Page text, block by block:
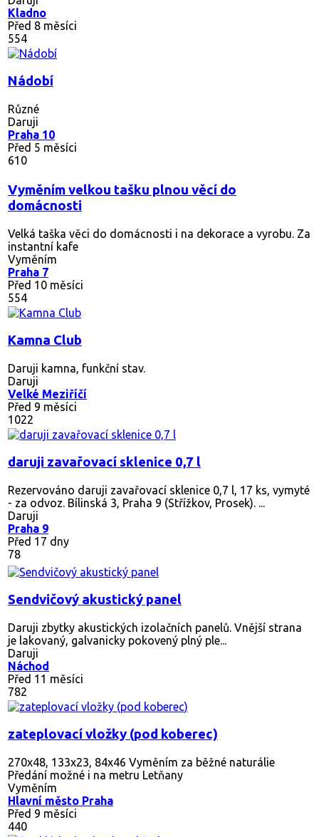
Kladno
Před 8 měsíci
554
Nádobí
Různé
Daruji
Praha 10
Před 5 měsíci
610
Vyměním velkou tašku plnou věcí do
domácnosti
Velká taška věci do domácnosti i na dekorace a vyrobu. Za
instantní kafe
Vyměním
Praha 7
Před 10 měsíci
554
Kamna Club
Daruji kamna, funkční stav.
Daruji
Velké Meziříčí
Před 9 měsíci
1022
daruji zavařovací sklenice 0,7 l
Rezervováno daruji zavařovací sklenice 0,7 l, 17 ks, vymyté
- za odvoz. Bílinská 3, Praha 9 (Střížkov, Prosek). ...
Daruji
Praha 9
Před 17 dny
78
Sendvičový akustický panel
Daruji zbytky akustických izolačních panelů. Vnější strana
je lakovaný, galvanicky pokovený plný ple...
Daruji
Náchod
Před 11 měsíci
782
zateplovací vložky (pod koberec)
270x48, 133x23, 84x46 Vyměním za běžné naturálie
Předání možné i na metru Letňany
Vyměním
Hlavní město Praha
Před 9 měsíci
440